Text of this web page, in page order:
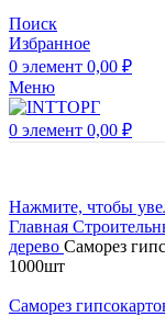
Поиск
Избранное
0 элемент 0,00 ₽
Меню
0 элемент 0,00 ₽
Нажмите, чтобы
Главная
дерево Саморез
1000шт
Саморез